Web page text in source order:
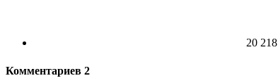
20 218
Комментариев 2